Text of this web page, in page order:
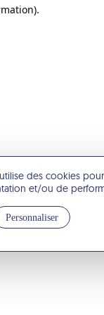
des cookies
et/ou de
Personnaliser